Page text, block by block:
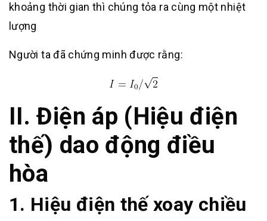
khoảng thời gian thì chúng tỏa ra cùng một nhiệt
lượng
Người ta đã chứng minh được rằng:
II. Điện áp (Hiệu điện
thế) dao động điều
hòa
1. Hiệu điện thế xoay chiều